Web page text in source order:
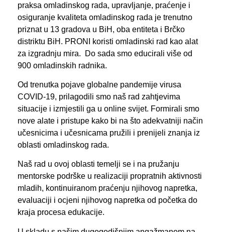
praksa omladinskog rada, upravljanje, praćenje i
osiguranje kvaliteta omladinskog rada je trenutno
priznat u 13 gradova u BiH, oba entiteta i Brčko
distriktu BiH. PRONI koristi omladinski rad kao alat
za izgradnju mira. Do sada smo educirali više od
900 omladinskih radnika.
Od trenutka pojave globalne pandemije virusa
COVID-19, prilagodili smo naš rad zahtjevima
situacije i izmjestili ga u online svijet. Formirali smo
nove alate i pristupe kako bi na što adekvatniji način
učesnicima i učesnicama pružili i prenijeli znanja iz
oblasti omladinskog rada.
Naš rad u ovoj oblasti temelji se i na pružanju
mentorske podrške u realizaciji propratnih aktivnosti
mladih, kontinuiranom praćenju njihovog napretka,
evaluaciji i ocjeni njihovog napretka od početka do
kraja procesa edukacije.